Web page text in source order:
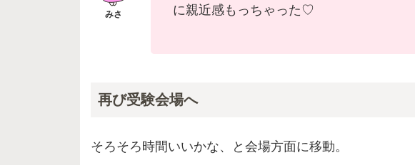
に親近感もっちゃった♡
再び受験会場へ
そろそろ時間いいかな、と会場方面に移動。